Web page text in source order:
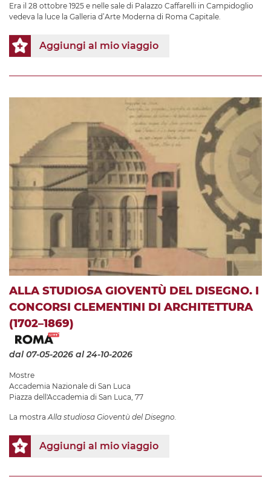
Era il 28 ottobre 1925 e nelle sale di Palazzo Caffarelli in Campidoglio
vedeva la luce la Galleria d’Arte Moderna di Roma Capitale.
Aggiungi al mio viaggio
ALLA STUDIOSA GIOVENTÙ DEL DISEGNO. I
CONCORSI CLEMENTINI DI ARCHITETTURA
(1702–1869)
dal 07-05-2026 al 24-10-2026
Mostre
Accademia Nazionale di San Luca
Piazza dell'Accademia di San Luca, 77
La mostraAlla studiosa Gioventù del Disegno.
Aggiungi al mio viaggio